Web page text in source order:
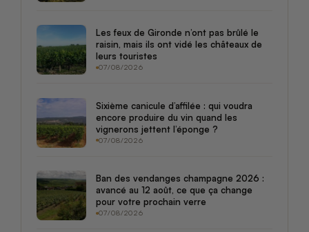
Les feux de Gironde n’ont pas brûlé le
raisin, mais ils ont vidé les châteaux de
leurs touristes
07/08/2026
Sixième canicule d’affilée : qui voudra
encore produire du vin quand les
vignerons jettent l’éponge ?
07/08/2026
Ban des vendanges champagne 2026 :
avancé au 12 août, ce que ça change
pour votre prochain verre
07/08/2026